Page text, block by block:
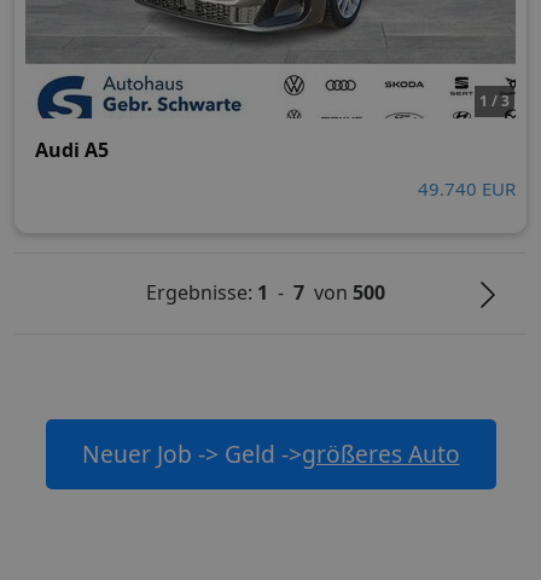
1 / 3
Audi A5
49.740 EUR
Ergebnisse: 1 - 7von 500
Neuer Job -> Geld ->größeres Auto